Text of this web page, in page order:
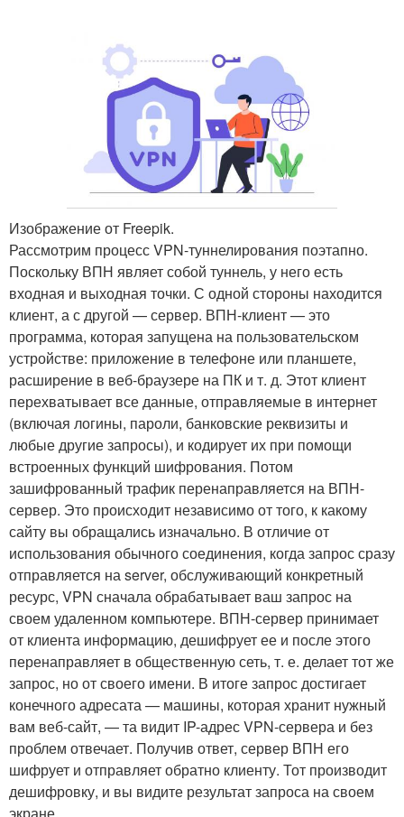
Изображение от Freepik.
Рассмотрим процесс VPN-туннелирования поэтапно.
Поскольку ВПН являет собой туннель, у него есть
входная и выходная точки. С одной стороны находится
клиент, а с другой — сервер. ВПН-клиент — это
программа, которая запущена на пользовательском
устройстве: приложение в телефоне или планшете,
расширение в веб-браузере на ПК и т. д. Этот клиент
перехватывает все данные, отправляемые в интернет
(включая логины, пароли, банковские реквизиты и
любые другие запросы), и кодирует их при помощи
встроенных функций шифрования. Потом
зашифрованный трафик перенаправляется на ВПН-
сервер. Это происходит независимо от того, к какому
сайту вы обращались изначально. В отличие от
использования обычного соединения, когда запрос сразу
отправляется на server, обслуживающий конкретный
ресурс, VPN сначала обрабатывает ваш запрос на
своем удаленном компьютере. ВПН-сервер принимает
от клиента информацию, дешифрует ее и после этого
перенаправляет в общественную сеть, т. е. делает тот же
запрос, но от своего имени. В итоге запрос достигает
конечного адресата — машины, которая хранит нужный
вам веб-сайт, — та видит IP-адрес VPN-сервера и без
проблем отвечает. Получив ответ, сервер ВПН его
шифрует и отправляет обратно клиенту. Тот производит
дешифровку, и вы видите результат запроса на своем
экране.